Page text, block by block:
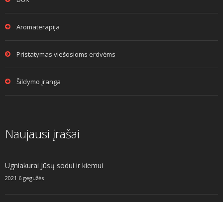
Aromaterapija
Pristatymas viešosioms erdvėms
Šildymo įranga
Naujausi įrašai
Ugniakurai Jūsų sodui ir kiemui
2021 6 gegužės